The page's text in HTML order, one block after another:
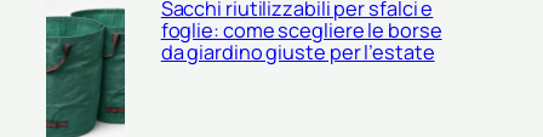
Sacchi riutilizzabili per sfalci e
foglie: come scegliere le borse
da giardino giuste per l’estate